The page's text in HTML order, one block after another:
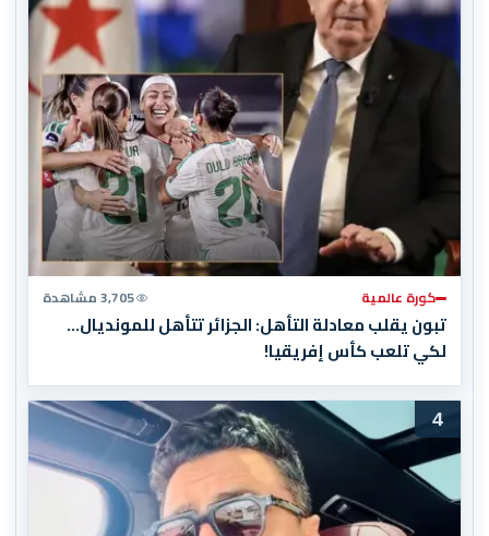
كورة عالمية 3,705 مشاهدة
تبون يقلب معادلة التأهل: الجزائر تتأهل للمونديال…
لكي تلعب كأس إفريقيا!
4